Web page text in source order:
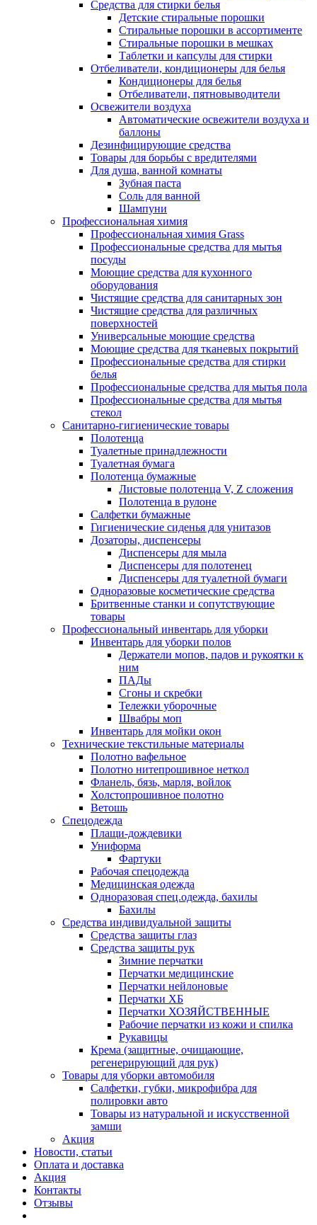
Средства для стирки белья
Детские стиральные порошки
Стиральные порошки в ассортименте
Стиральные порошки в мешках
Таблетки и капсулы для стирки
Отбеливатели, кондиционеры для белья
Кондиционеры для белья
Отбеливатели, пятновыводители
Освежители воздуха
Автоматические освежители воздуха и
баллоны
Дезинфицирующие средства
Товары для борьбы с вредителями
Для душа, ванной комнаты
Зубная паста
Соль для ванной
Шампуни
Профессиональная химия
Профессиональная химия Grass
Профессиональные средства для мытья
посуды
Моющие средства для кухонного
оборудования
Чистящие средства для санитарных зон
Чистящие средства для различных
поверхностей
Универсальные моющие средства
Моющие средства для тканевых покрытий
Профессиональные средства для стирки
белья
Профессиональные средства для мытья пола
Профессиональные средства для мытья
стекол
Санитарно-гигиенические товары
Полотенца
Туалетные принадлежности
Туалетная бумага
Полотенца бумажные
Листовые полотенца V, Z сложения
Полотенца в рулоне
Салфетки бумажные
Гигиенические сиденья для унитазов
Дозаторы, диспенсеры
Диспенсеры для мыла
Диспенсеры для полотенец
Диспенсеры для туалетной бумаги
Одноразовые косметические средства
Бритвенные станки и сопутствующие
товары
Профессиональный инвентарь для уборки
Инвентарь для уборки полов
Держатели мопов, падов и рукоятки к
ним
ПАДы
Сгоны и скребки
Тележки уборочные
Швабры моп
Инвентарь для мойки окон
Технические текстильные материалы
Полотно вафельное
Полотно нитепрошивное неткол
Фланель, бязь, марля, войлок
Холстопрошивное полотно
Ветошь
Спецодежда
Плащи-дождевики
Униформа
Фартуки
Рабочая спецодежда
Медицинская одежда
Одноразовая спец.одежда, бахилы
Бахилы
Средства индивидуальной защиты
Средства защиты глаз
Средства защиты рук
Зимние перчатки
Перчатки медицинские
Перчатки нейлоновые
Перчатки ХБ
Перчатки ХОЗЯЙСТВЕННЫЕ
Рабочие перчатки из кожи и спилка
Рукавицы
Крема (защитные, очищающие,
регенерирующий для рук)
Товары для уборки автомобиля
Салфетки, губки, микрофибра для
полировки авто
Товары из натуральной и искусственной
замши
Акция
Новости, статьи
Оплата и доставка
Акция
Контакты
Отзывы